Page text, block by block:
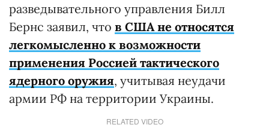
разведывательного управления Билл
Бернс заявил, что в США не относятся
легкомысленно к возможности
применения Россией тактического
ядерного оружия, учитывая неудачи
армии РФ на территории Украины.
RELATED VIDEO